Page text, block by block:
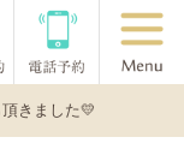
きました💛